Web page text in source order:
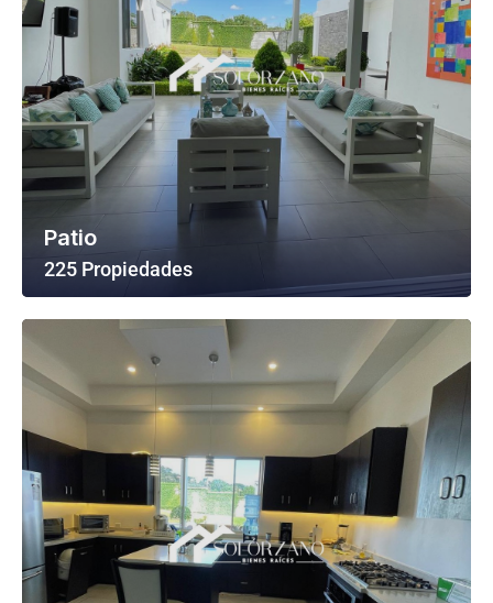
Patio
225 Propiedades
Ver Todas Las Propiedades